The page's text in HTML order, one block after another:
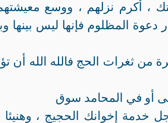
، أكرم نزلهم ، ووسع
المظلوم فإنها ليس بينها
ثغرات الحج فالله الله أن
أو في المحامد سوق
خدمة إخوانك الحجيج ، وهنيئا